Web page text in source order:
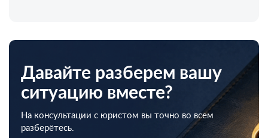
Давайте разберем вашу
ситуацию вместе?
На консультации с юристом вы точно во всем
разберётесь.